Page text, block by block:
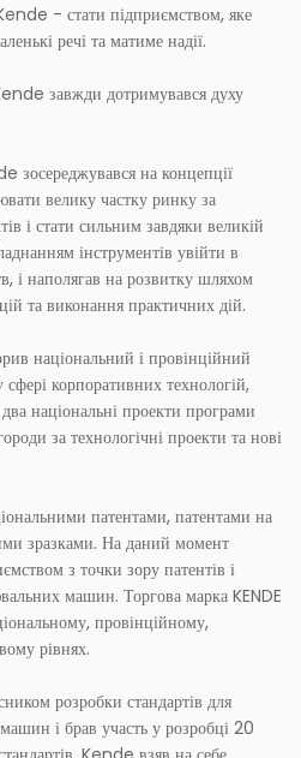
- стати підприємством, яке
речі та матиме надії.
завжди дотримувався духу
зосереджувався на концепції
велику частку ринку за
і стати сильним завдяки великій
інструментів увійти в
і наполягав на розвитку шляхом
та виконання практичних дій.
національний і провінційний
корпоративних технологій,
національні проекти програми
за технологічні проекти та нові
патентами, патентами на
зразками. На даний момент
з точки зору патентів і
машин. Торгова марка KENDE
провінційному,
рівнях.
розробки стандартів для
і брав участь у розробці 20